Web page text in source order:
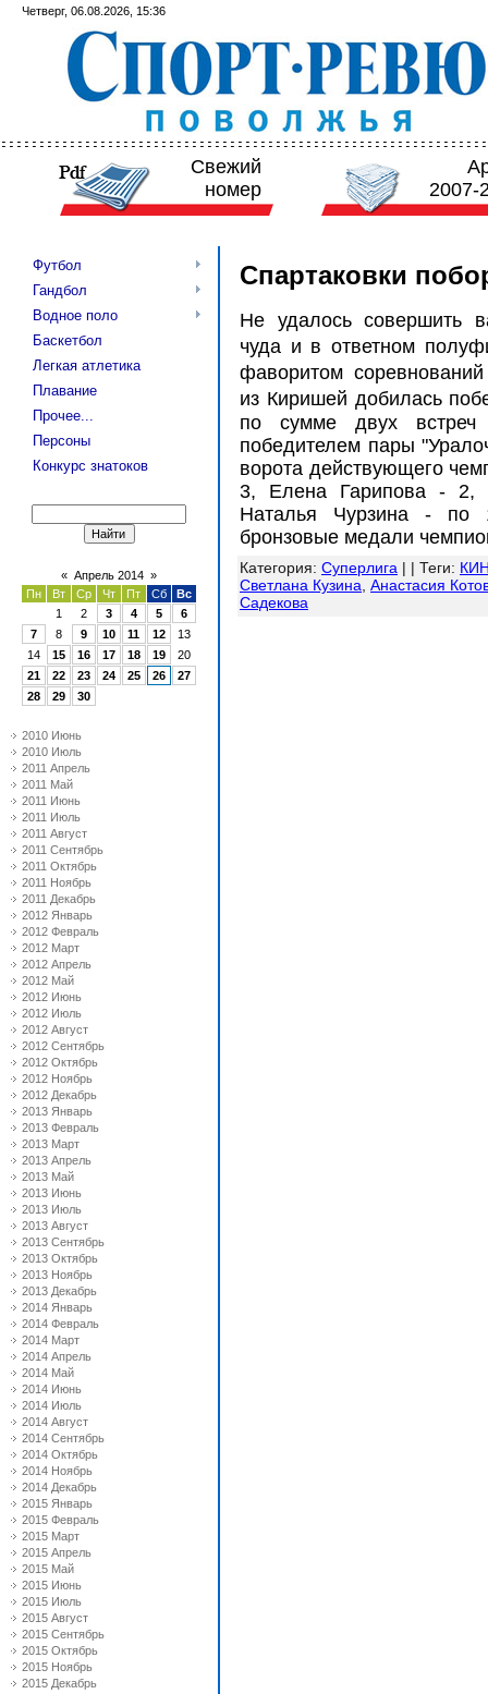
Четверг, 06.08.2026, 15:36
Свежий
номер
2007-
Футбол
Гандбол
Водное поло
Баскетбол
Легкая атлетика
Плавание
Прочее...
Персоны
Конкурс знатоков
« Апрель 2014 »
Пн
Вт Ср Чт Пт Сб
Вс
1
2 3 4 5
6
7
8 9 10 11 12
13
14
15 16 17 18 19
20
21
22 23 24 25 26
27
28
29 30
2010 Июнь
2010 Июль
2011 Апрель
2011 Май
2011 Июнь
2011 Июль
2011 Август
2011 Сентябрь
2011 Октябрь
2011 Ноябрь
2011 Декабрь
2012 Январь
2012 Февраль
2012 Март
2012 Апрель
2012 Май
2012 Июнь
2012 Июль
2012 Август
2012 Сентябрь
2012 Октябрь
2012 Ноябрь
2012 Декабрь
2013 Январь
2013 Февраль
2013 Март
2013 Апрель
2013 Май
2013 Июнь
2013 Июль
2013 Август
2013 Сентябрь
2013 Октябрь
2013 Ноябрь
2013 Декабрь
2014 Январь
2014 Февраль
2014 Март
2014 Апрель
2014 Май
2014 Июнь
2014 Июль
2014 Август
2014 Сентябрь
2014 Октябрь
2014 Ноябрь
2014 Декабрь
2015 Январь
2015 Февраль
2015 Март
2015 Апрель
2015 Май
2015 Июнь
2015 Июль
2015 Август
2015 Сентябрь
2015 Октябрь
2015 Ноябрь
2015 Декабрь
Спартаковки
Не удалось совершить
чуда и в ответном
фаворитом
из Киришей добилась
по сумме двух
победителем пары
ворота действующего
3, Елена Гарипова - 2,
Наталья Чурзина - по
бронзовые медали
Категория: Суперлига | | Теги:
Светлана Кузина Анастасия
Садекова